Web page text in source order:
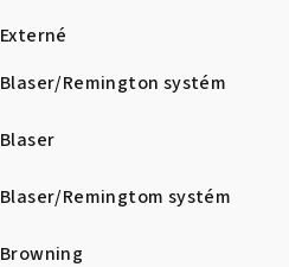
Externé
Blaser/Remington systém
Blaser
Blaser/Remingtom systém
Browning